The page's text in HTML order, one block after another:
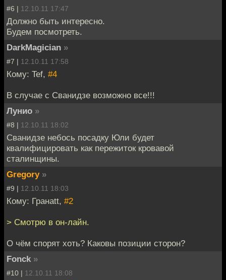
#6 | 12.10.11 17:47
Должно быть интересно.
Будем посмотреть.
DarkMagician »
#7 | 12.10.11 17:58
Кому: Tef, #4
В случае с Сванидзе возможно все!!!
Лунио »
#8 | 12.10.11 18:02
Сванидзе небось посадку Юли будет
квалифицировать как пережиток кровавой
сталинщины.
Gregory »
#9 | 12.10.11 18:03
Кому: Гранаtt, #2
> Смотрю в он-лайн.
О чём спорят хоть? Каковы позиции сторон?
Fonck »
#10 | 12.10.11 18:08